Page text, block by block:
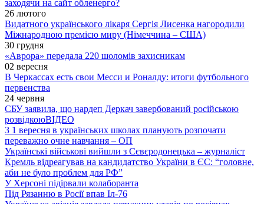
заходячи на сайт обленерго?
26 лютого
Видатного українського лікаря Сергія Лисенка нагородили
Міжнародною премією миру (Німеччина – США)
30 грудня
«Аврора» передала 220 шоломів захисникам
02 вересня
В Черкассах есть свои Месси и Роналду: итоги футбольного
первенства
24 червня
СБУ заявила, що нардеп Деркач завербований російською
розвідкоюВІДЕО
З 1 вересня в українських школах планують розпочати
переважно очне навчання – ОП
Українські військові вийшли з Сєвєродонецька – журналіст
Кремль відреагував на кандидатство України в ЄС: “головне,
аби не було проблем для РФ”
У Херсоні підірвали колаборанта
Під Рязанню в Росії впав Іл-76